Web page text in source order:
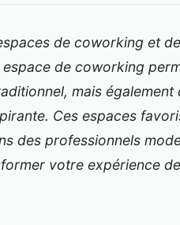
de coworking et
de coworking
mais également
Ces espaces
des professionnels
votre expérience